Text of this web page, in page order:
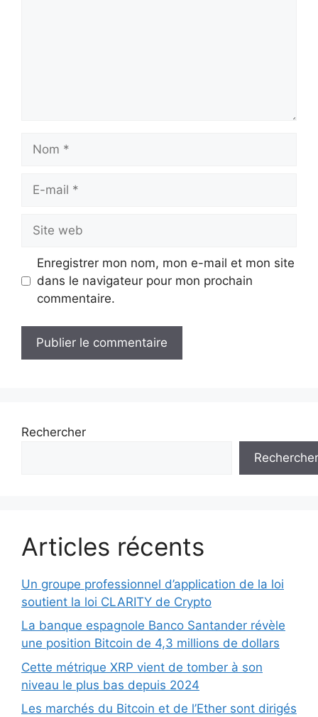
Nom
Site
web
Enregistrer mon nom, mon e-mail et mon site
dans le navigateur pour mon prochain
commentaire.
Rechercher
Rechercher
Articles récents
Un groupe professionnel d’application de la loi
soutient la loi CLARITY de Crypto
La banque espagnole Banco Santander révèle
une position Bitcoin de 4,3 millions de dollars
Cette métrique XRP vient de tomber à son
niveau le plus bas depuis 2024
Les marchés du Bitcoin et de l’Ether sont dirigés